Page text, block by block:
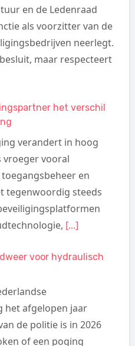
en de Ledenraad
als voorzitter van de
neerlegt.
maar respecteert
het verschil
verandert in hoog
vroeger vooral
toegangsbeheer en
tegenwoordig steeds
[...]
voor hydraulisch
het afgelopen jaar
de politie is in 2026
of een poging